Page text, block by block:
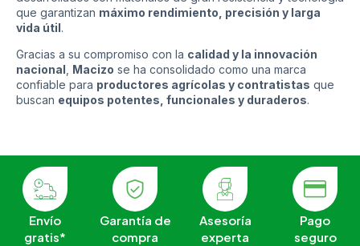
que garantizan máximo rendimiento, precisión y larga
vida útil.
Gracias a su compromiso con la calidad y la innovación
nacional Macizo se ha consolidado como una marca
confiable para productores agrícolas y contratistas que
buscan equipos potentes, funcionales y duraderos.
Envío
gratis*
Garantía de
compra
Asesoría
experta
Pago
seguro